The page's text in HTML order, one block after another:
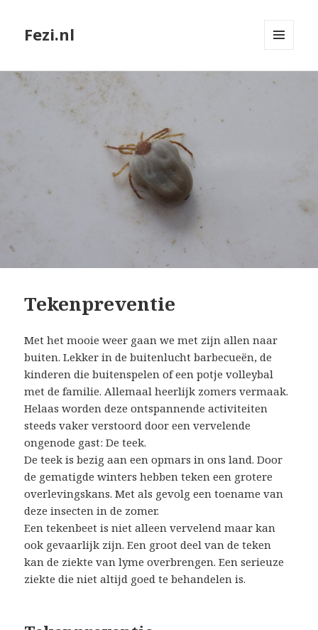
Fezi.nl
WIDGETS
Tekenpreventie
Met het mooie weer gaan we met zijn allen naar
buiten. Lekker in de buitenlucht barbecueën, de
kinderen die buitenspelen of een potje volleybal
met de familie. Allemaal heerlijk zomers vermaak.
Helaas worden deze ontspannende activiteiten
steeds vaker verstoord door een vervelende
ongenode gast: De teek.
De teek is bezig aan een opmars in ons land. Door
de gematigde winters hebben teken een grotere
overlevingskans. Met als gevolg een toename van
deze insecten in de zomer.
Een tekenbeet is niet alleen vervelend maar kan
ook gevaarlijk zijn. Een groot deel van de teken
kan de ziekte van lyme overbrengen. Een serieuze
ziekte die niet altijd goed te behandelen is.